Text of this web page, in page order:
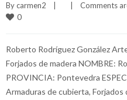
By carmen2 Comments
0
Roberto Rodríguez González
Forjados de madera NOMBRE:
PROVINCIA: Pontevedra
Armaduras de cubierta,